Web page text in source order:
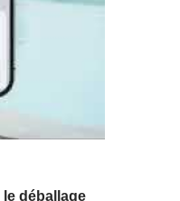
le déballage